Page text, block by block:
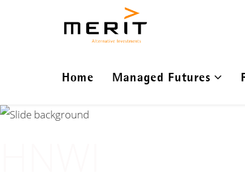
Home Managed Futures